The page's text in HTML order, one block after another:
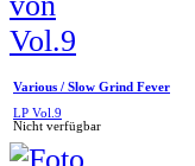
Various / Slow Grind Fever
LP Vol.9
Nicht verfügbar